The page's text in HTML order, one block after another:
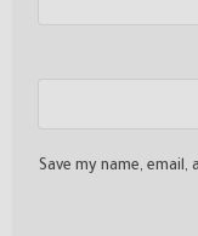
Save my name,